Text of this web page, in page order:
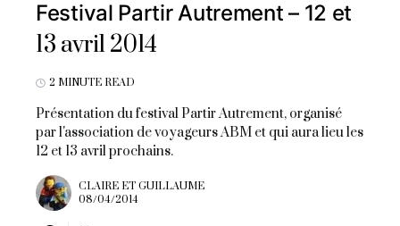
Festival Partir Autrement – 12 et
13 avril 2014
2 MINUTE READ
Présentation du festival Partir Autrement, organisé
par l'association de voyageurs ABM et qui aura lieu les
12 et 13 avril prochains.
CLAIRE ET GUILLAUME
08/04/2014